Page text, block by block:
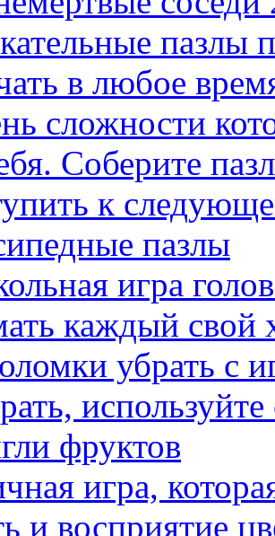
пазлы
фруктов